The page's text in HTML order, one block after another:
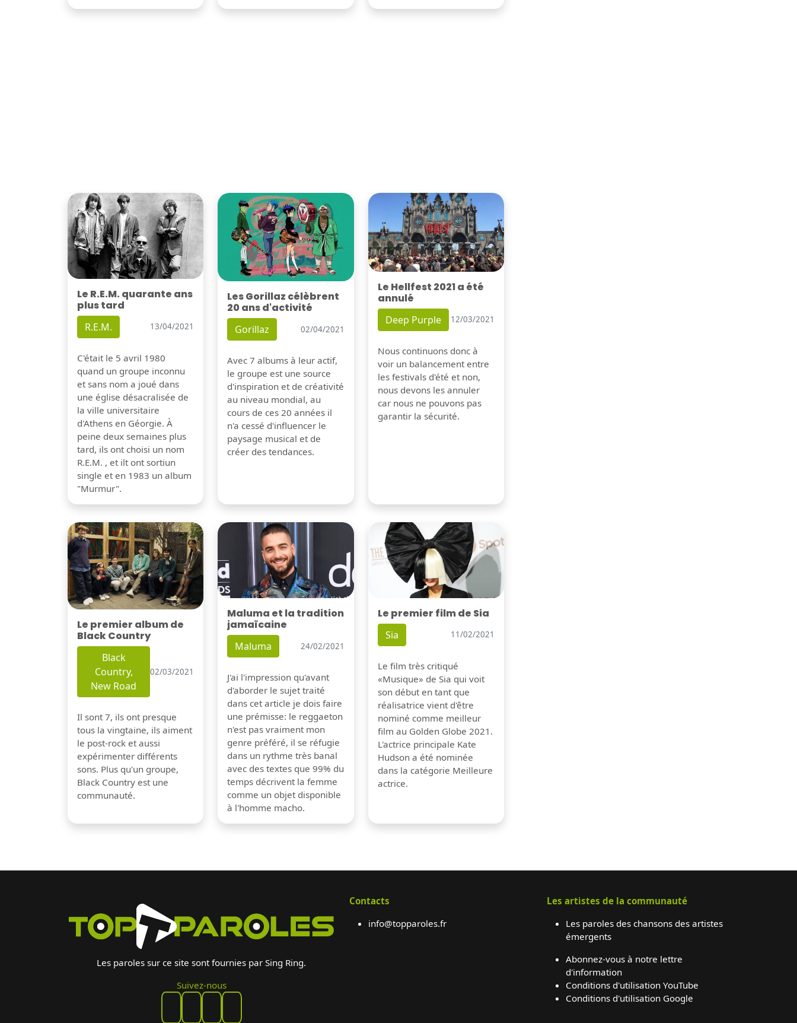
Le R.E.M. quarante ans
plus tard
R.E.M. 13/04/2021
C'était le 5 avril 1980
quand un groupe inconnu
et sans nom a joué dans
une église désacralisée de
la ville universitaire
d'Athens en Géorgie. À
peine deux semaines plus
tard, ils ont choisi un nom
R.E.M. , et ilt ont sortiun
single et en 1983 un album
"Murmur".
Les Gorillaz célèbrent
20 ans d'activité
Gorillaz 02/04/2021
Avec 7 albums à leur actif,
le groupe est une source
d'inspiration et de créativité
au niveau mondial, au
cours de ces 20 années il
n'a cessé d'influencer le
paysage musical et de
créer des tendances.
Le Hellfest 2021 a été
annulé
Deep Purple 12/03/2021
Nous continuons donc à
voir un balancement entre
les festivals d'été et non,
nous devons les annuler
car nous ne pouvons pas
garantir la sécurité.
Le premier album de
Black Country
Black
Country,
New Road
02/03/2021
Il sont 7, ils ont presque
tous la vingtaine, ils aiment
le post-rock et aussi
expérimenter différents
sons. Plus qu'un groupe,
Black Country est une
communauté.
Maluma et la tradition
jamaïcaine
Maluma 24/02/2021
J'ai l'impression qu'avant
d'aborder le sujet traité
dans cet article je dois faire
une prémisse: le reggaeton
n'est pas vraiment mon
genre préféré, il se réfugie
dans un rythme très banal
avec des textes que 99% du
temps décrivent la femme
comme un objet disponible
à l'homme macho.
Le premier film de Sia
Sia 11/02/2021
Le film très critiqué
«Musique» de Sia qui voit
son début en tant que
réalisatrice vient d'être
nominé comme meilleur
film au Golden Globe 2021.
L'actrice principale Kate
Hudson a été nominée
dans la catégorie Meilleure
actrice.
Les paroles sur ce site sont fournies par Sing Ring.
Suivez-nous
Contacts
info@topparoles.fr
Les artistes de la communauté
Les paroles des chansons des artistes
émergents
Abonnez-vous à notre lettre
d'information
Conditions d'utilisation YouTube
Conditions d'utilisation Google